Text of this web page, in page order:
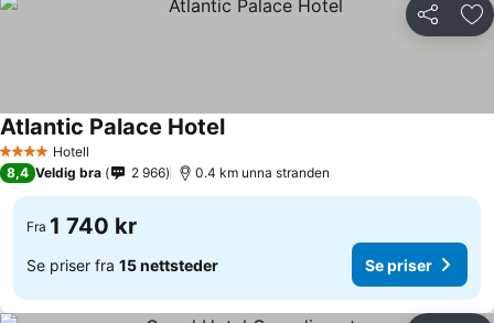
Del
4 StjernerHotell
Atlantic Palace Hotel
8,4 Veldig bra 2 966 0.4 km unna stranden
Fra 1 740 kr
Se priser fra 15 nettsteder Se priser